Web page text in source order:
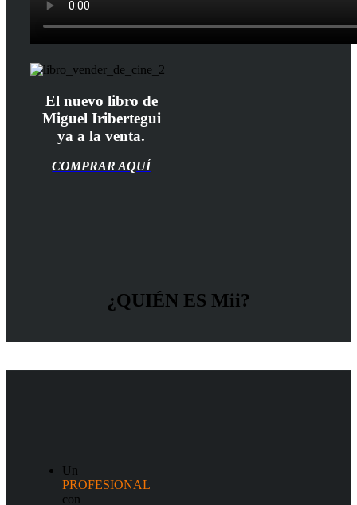
El nuevo libro de
Miguel Iribertegui
ya a la venta.
COMPRAR AQUÍ
¿QUIÉN ES Mii?
Un
PROFESIONAL
con